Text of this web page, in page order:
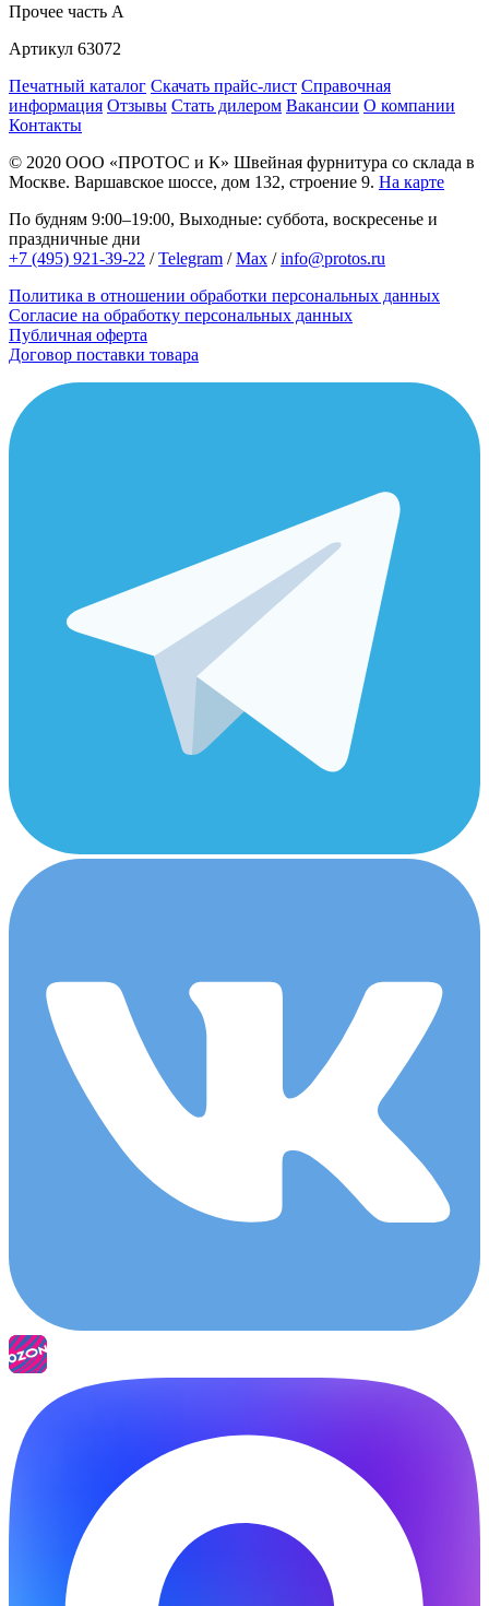
Прочее часть A
Артикул 63072
Печатный каталог Скачать прайс-лист Справочная
информация Отзывы Стать дилером Вакансии О компании
Контакты
© 2020 ООО «ПРОТОС и К» Швейная фурнитура со склада в
Москве. Варшавское шоссе, дом 132, строение 9. На карте
По будням 9:00–19:00, Выходные: суббота, воскресенье и
праздничные дни
+7 (495) 921-39-22 /Telegram /Max /info@protos.ru
Политика в отношении обработки персональных данных
Согласие на обработку персональных данных
Публичная оферта
Договор поставки товара